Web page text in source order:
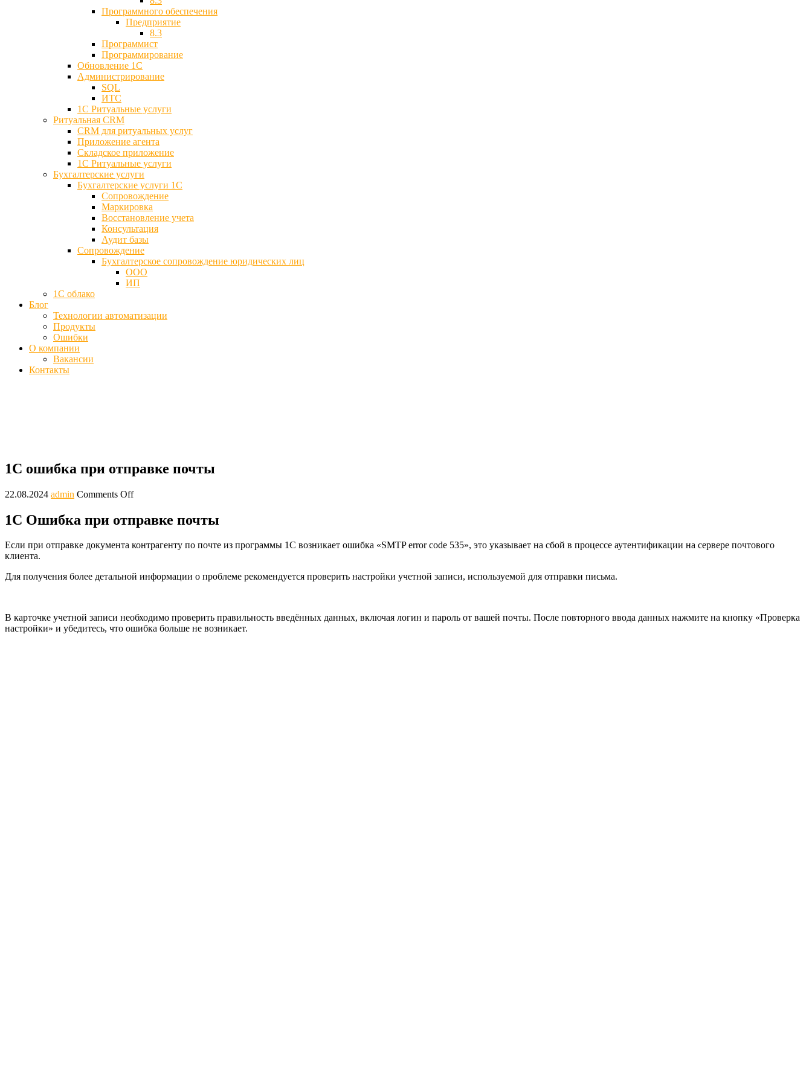
Программного обеспечения
Предприятие
8.3
Программист
Программирование
Обновление 1С
Администрирование
SQL
ИТС
1С Ритуальные услуги
Ритуальная CRM
CRM для ритуальных услуг
Приложение агента
Складское приложение
1С Ритуальные услуги
Бухгалтерские услуги
Бухгалтерские услуги 1С
Сопровождение
Маркировка
Восстановление учета
Консультация
Аудит базы
Cопровождение
Бухгалтерское сопровождение юридических лиц
ООО
ИП
1С облако
Блог
Технологии автоматизации
Продукты
Ошибки
О компании
Вакансии
Контакты
1С ошибка при отправке почты
22.08.2024 admin Comments Off
1С Ошибка при отправке почты
Если при отправке документа контрагенту по почте из программы 1С возникает ошибка «SMTP error code 535», это указывает на сбой в процессе аутентификации на сервере почтового
клиента.
Для получения более детальной информации о проблеме рекомендуется проверить настройки учетной записи, используемой для отправки письма.
В карточке учетной записи необходимо проверить правильность введённых данных, включая логин и пароль от вашей почты. После повторного ввода данных нажмите на кнопку «Проверка
настройки» и убедитесь, что ошибка больше не возникает.